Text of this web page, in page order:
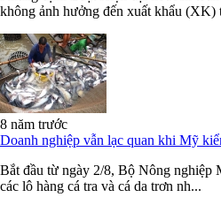
không ảnh hưởng đến xuất khẩu (XK)
8 năm trước
Doanh nghiệp vẫn lạc quan khi Mỹ
Bắt đầu từ ngày 2/8, Bộ Nông nghiệp
các lô hàng cá tra và cá da trơn nh...